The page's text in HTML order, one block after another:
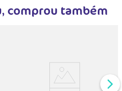
comprou também